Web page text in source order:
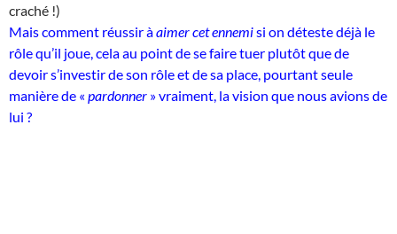
craché !)
Mais comment réussir àaimer cet ennemisi on déteste déjà le
rôle qu’il joue, cela au point de se faire tuer plutôt que de
devoir s’investir de son rôle et de sa place, pourtant seule
manière de « pardonner » vraiment, la vision que nous avions de
lui ?